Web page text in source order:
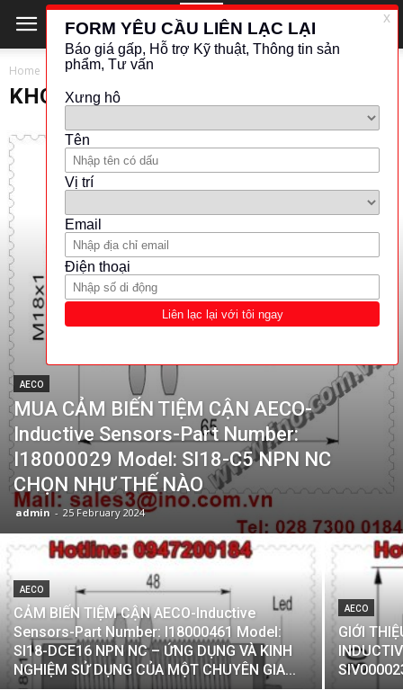
Home KHOẢNG CÁCH - VỊ TRÍ
KHOẢNG CÁCH - VỊ TRÍ
AECO
MUA CẢM BIẾN TIỆM CẬN AECO-
Inductive Sensors-Part Number:
I18000029 Model: SI18-C5 NPN NC
CHỌN NHƯ THẾ NÀO
admin - 25 February 2024
AECO
CẢM BIẾN TIỆM CẬN AECO-Inductive
Sensors-Part Number: I18000461 Model:
SI18-DCE16 NPN NC – ỨNG DỤNG VÀ KINH
NGHIỆM SỬ DỤNG CỦA MỘT CHUYÊN GIA...
AECO
GIỚI